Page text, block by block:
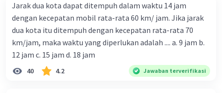
Jarak dua kota dapat ditempuh dalam waktu 14 jam
dengan kecepatan mobil rata-rata 60 km/ jam. Jika jarak
dua kota itu ditempuh dengan kecepatan rata-rata 70
km/jam, maka waktu yang diperlukan adalah .... a. 9 jam b.
12 jam c. 15 jam d. 18 jam
40 4.2 Jawaban terverifikasi